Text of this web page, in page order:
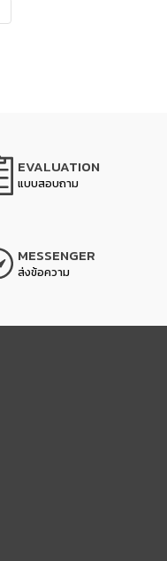
EVALUATION
แบบสอบถาม
MESSENGER
ส่งข้อความ